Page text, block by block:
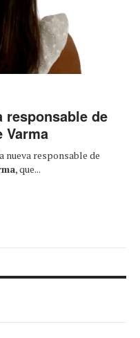
responsable de
nueva responsable de
, que...